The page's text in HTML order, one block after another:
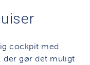
cockpit med
der gør det muligt